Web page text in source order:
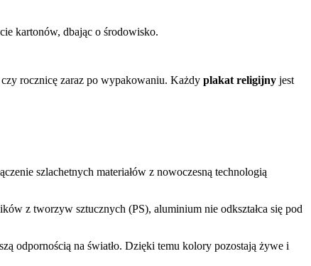
kartonów, dbając o środowisko.
rocznicę zaraz po wypakowaniu. Każdy plakat religijny jest
szlachetnych materiałów z nowoczesną technologią
z tworzyw sztucznych (PS), aluminium nie odkształca się pod
odpornością na światło. Dzięki temu kolory pozostają żywe i